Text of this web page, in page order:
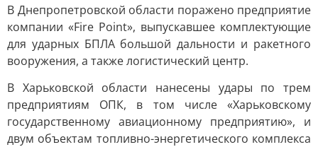
В Днепропетровской области поражено предприятие
компании «Fire Point», выпускавшее комплектующие
для ударных БПЛА большой дальности и ракетного
вооружения, а также логистический центр.
В Харьковской области нанесены удары по трем
предприятиям ОПК, в том числе «Харьковскому
государственному авиационному предприятию», и
двум объектам топливно-энергетического комплекса